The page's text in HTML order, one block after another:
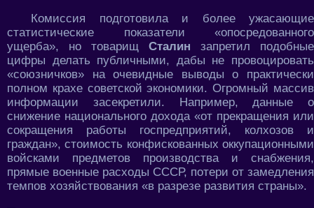
Комиссия подготовила и более ужасающие
статистические показатели «опосредованного
ущерба», но товарищ Сталин запретил подобные
цифры делать публичными, дабы не провоцировать
«союзничков» на очевидные выводы о практически
полном крахе советской экономики. Огромный массив
информации засекретили. Например, данные о
снижение национального дохода «от прекращения или
сокращения работы госпредприятий, колхозов и
граждан», стоимость конфискованных оккупационными
войсками предметов производства и снабжения,
прямые военные расходы СССР, потери от замедления
темпов хозяйствования «в разрезе развития страны».